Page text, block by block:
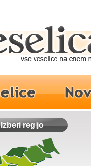
Izberi regijo